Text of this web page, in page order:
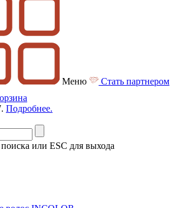
Меню
Стать партнером
Подробнее.
или ESC для выхода